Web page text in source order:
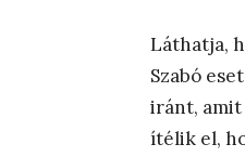
Láthatja,
Szabó
iránt, amit
ítélik el,